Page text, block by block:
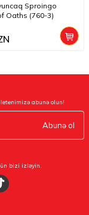
Sproingo
Oaths (760-3)
abunə olun!
Abunə ol
bizi izləyin.